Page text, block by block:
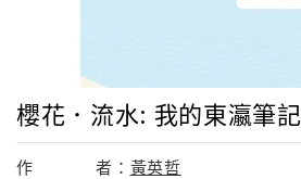
櫻花．流水: 我的東瀛筆記
作 者： 黃英哲